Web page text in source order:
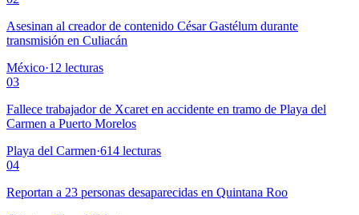
Asesinan al creador de contenido César Gastélum durante
transmisión en Culiacán
México·12 lecturas
03
Fallece trabajador de Xcaret en accidente en tramo de Playa del
Carmen a Puerto Morelos
Playa del Carmen·614 lecturas
04
Reportan a 23 personas desaparecidas en Quintana Roo